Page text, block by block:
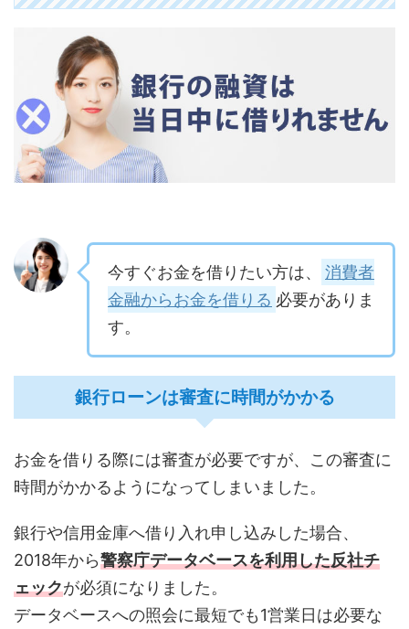
今すぐお金を借りたい方は、
消費者
金融からお金を借りる 必要がありま
す。
銀行ローンは審査に時間がかかる
お金を借りる際には審査が必要ですが、この審査に
時間がかかるようになってしまいました。
銀行や信用金庫へ借り入れ申し込みした場合、
2018年から警察庁データベースを利用した反社チ
ェックが必須になりました。
データベースへの照会に最短でも1営業日は必要な